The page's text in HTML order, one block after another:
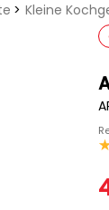
Kleine